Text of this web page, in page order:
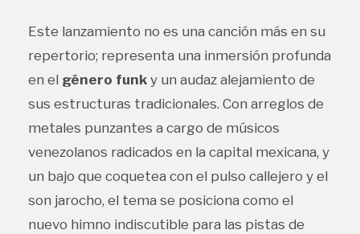
Este lanzamiento no es una canción más en su
repertorio; representa una inmersión profunda
en el género funk y un audaz alejamiento de
sus estructuras tradicionales. Con arreglos de
metales punzantes a cargo de músicos
venezolanos radicados en la capital mexicana, y
un bajo que coquetea con el pulso callejero y el
son jarocho, el tema se posiciona como el
nuevo himno indiscutible para las pistas de